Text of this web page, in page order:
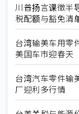
川普扬言课徵
税配额与豁免清
台湾输美车用零
美国车市迎春天
台湾汽车零件
厂迎利多行情